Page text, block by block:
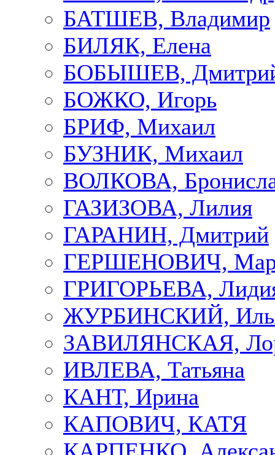
БАТШЕВ, Владимир
БИЛЯК, Елена
БОБЫШЕВ,
БОЖКО, Игорь
БРИФ, Михаил
БУЗНИК, Михаил
ВОЛКОВА,
ГАЗИЗОВА, Лилия
ГАРАНИН, Дмитрий
ГЕРШЕНОВИЧ,
ГРИГОРЬЕВА,
ЖУРБИНСКИЙ,
ЗАВИЛЯНСКАЯ,
ИВЛЕВА, Татьяна
КАНТ, Ирина
КАПОВИЧ, КАТЯ